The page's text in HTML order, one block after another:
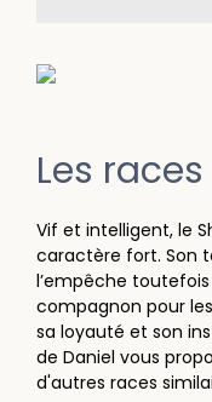
Les
Vif et intelligent, le
caractère fort. Son
l’empêche
compagnon pour
sa loyauté et son
de Daniel vous
d'autres races